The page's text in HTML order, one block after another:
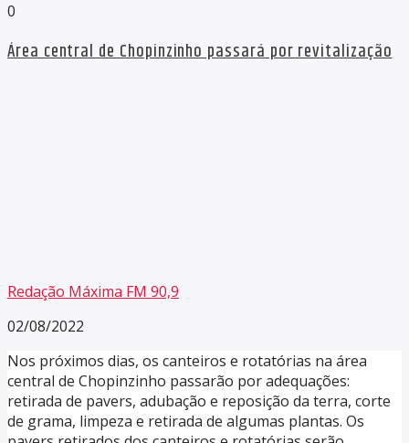
0
Área central de Chopinzinho passará por revitalização
Redação Máxima FM 90,9
02/08/2022
Nos próximos dias, os canteiros e rotatórias na área
central de Chopinzinho passarão por adequações:
retirada de pavers, adubação e reposição da terra, corte
de grama, limpeza e retirada de algumas plantas. Os